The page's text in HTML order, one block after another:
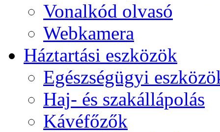
Vonalkód olvasó
Webkamera
Háztartási eszközök
Egészségügyi
Haj- és szakállápolás
Kávéfőzők